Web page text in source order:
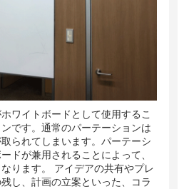
ワイトボードとして使用するこ
です。通常のパーテーションは
られてしまいます。パーテーシ
ドが兼用されることによって、
ります。 アイデアの共有やプレ
し、計画の立案といった、コラ